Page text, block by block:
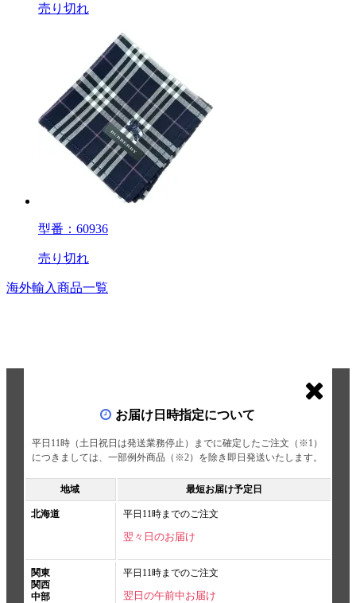
売り切れ
型番：60936
売り切れ
海外輸入商品一覧
お届け日時指定について
平日11時（土日祝日は発送業務停止）までに確定したご注文（※1）
につきましては、一部例外商品（※2）を除き即日発送いたします。
地域 最短お届け予定日
北海道 平日11時までのご注文
翌々日のお届け
関東
関西
中部
平日11時までのご注文
翌日の午前中お届け